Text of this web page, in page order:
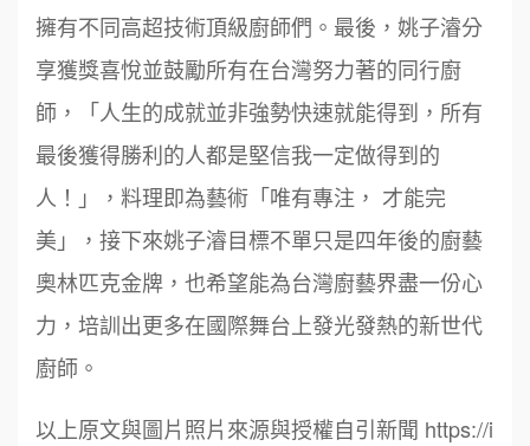
擁有不同高超技術頂級廚師們。最後，姚子濬分
享獲獎喜悅並鼓勵所有在台灣努力著的同行廚
師，「人生的成就並非強勢快速就能得到，所有
最後獲得勝利的人都是堅信我一定做得到的
人！」，料理即為藝術「唯有專注， 才能完
美」，接下來姚子濬目標不單只是四年後的廚藝
奧林匹克金牌，也希望能為台灣廚藝界盡一份心
力，培訓出更多在國際舞台上發光發熱的新世代
廚師。
以上原文與圖片照片來源與授權自引新聞 https://i
6 鼎威維修
88thai發發泰-泰式飯行家
8 呷尚寶
SHARE TEA歇腳亭
100萬 ~150萬
徐 先生/小姐 新北市
加盟預算
何 先生/小姐 台南